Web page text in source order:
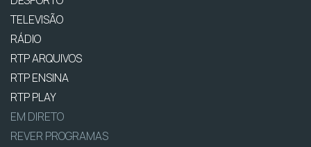
TELEVISÃO
RÁDIO
RTP ARQUIVOS
RTP ENSINA
RTP PLAY
EM DIRETO
REVER PROGRAMAS